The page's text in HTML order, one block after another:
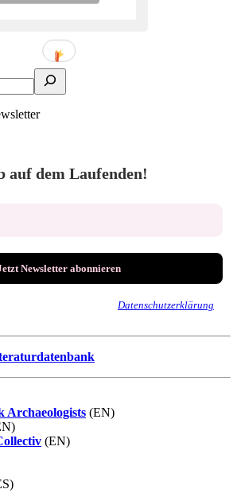
auf dem Laufenden!
Datenschutzerklärung
Archaeologists (EN)
(EN)